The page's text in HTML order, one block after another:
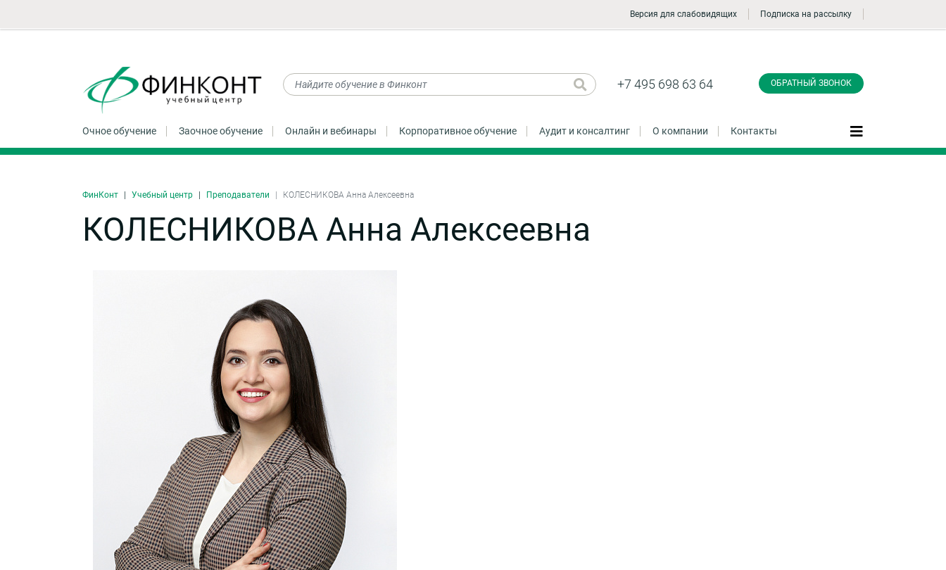
Версия для слабовидящих Подписка на рассылку
+7 495 698 63 64 ОБРАТНЫЙ ЗВОНОК
Очное обучение Заочное обучение Онлайн и вебинары Корпоративное обучение Аудит и консалтинг О компании Контакты
ФинКонт Учебный центр Преподаватели КОЛЕСНИКОВА Анна Алексеевна
КОЛЕСНИКОВА Анна Алексеевна
звонок